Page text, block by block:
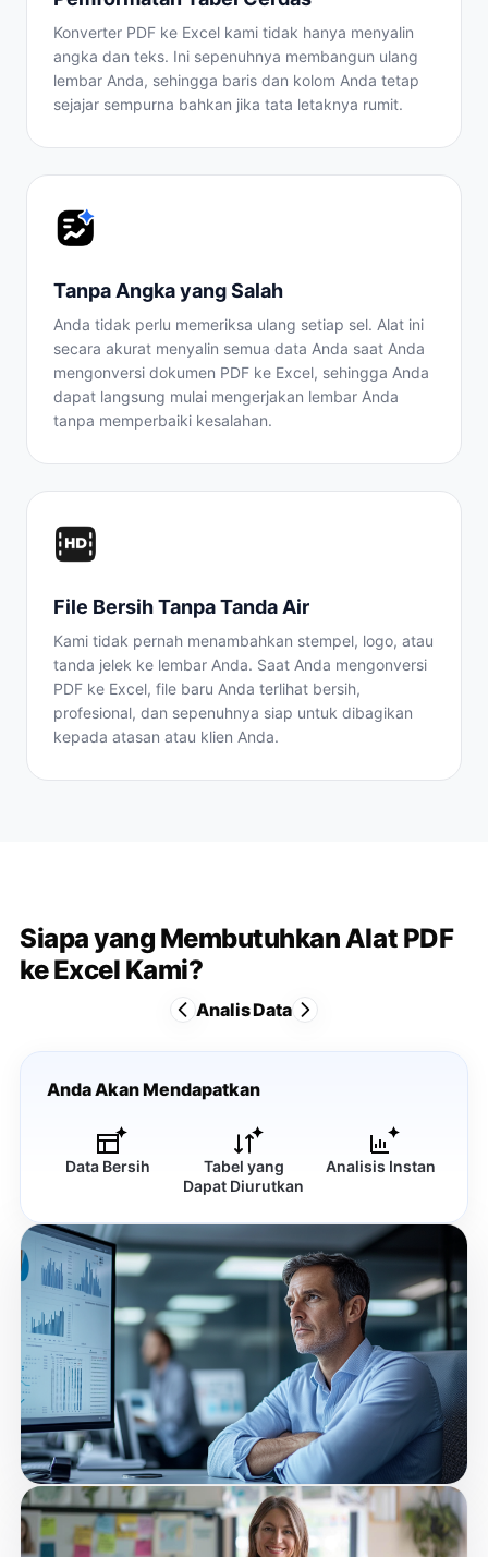
Konverter PDF ke Excel kami tidak hanya menyalin
angka dan teks. Ini sepenuhnya membangun ulang
lembar Anda, sehingga baris dan kolom Anda tetap
sejajar sempurna bahkan jika tata letaknya rumit.
Tanpa Angka yang Salah
Anda tidak perlu memeriksa ulang setiap sel. Alat ini
secara akurat menyalin semua data Anda saat Anda
mengonversi dokumen PDF ke Excel, sehingga Anda
dapat langsung mulai mengerjakan lembar Anda
tanpa memperbaiki kesalahan.
File Bersih Tanpa Tanda Air
Kami tidak pernah menambahkan stempel, logo, atau
tanda jelek ke lembar Anda. Saat Anda mengonversi
PDF ke Excel, file baru Anda terlihat bersih,
profesional, dan sepenuhnya siap untuk dibagikan
kepada atasan atau klien Anda.
Siapa yang Membutuhkan Alat PDF
ke Excel Kami?
Analis Data
Anda Akan Mendapatkan
Data Bersih
Tabel yang
Dapat Diurutkan
Analisis Instan